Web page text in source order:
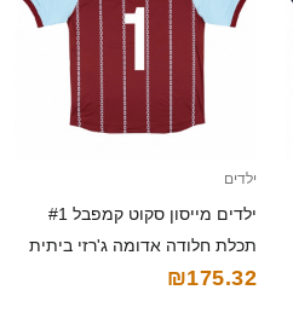
ילדים
ילדים מייסון סקוט קמפבל #1
תכלת חלודה אדומה ג'רזי ביתית
2025/26 חולצה קצרה
₪175.32